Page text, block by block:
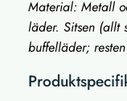
Material: Metall
läder. Sitsen (allt
buffelläder;